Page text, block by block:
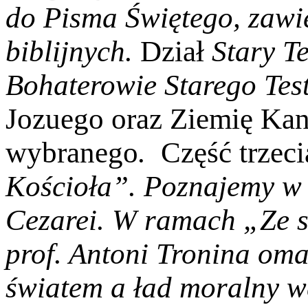
do Pisma Świętego,
biblijnych. Dział Stary
Bohaterowie Starego
Jozuego oraz Ziemię
wybranego. Część
Kościoła”. Poznajemy
Cezarei. W ramach „Ze
prof. Antoni Tronina
światem a ład moralny